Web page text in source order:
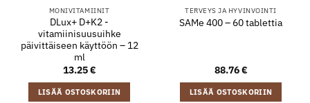
MONIVITAMIINIT
DLux+ D+K2 -
vitamiinisuusuihke
päivittäiseen käyttöön – 12
ml
13.25€
LISÄÄ OSTOSKORIIN
TERVEYS JA HYVINVOINTI
SAMe 400 – 60 tablettia
88.76€
LISÄÄ OSTOSKORIIN